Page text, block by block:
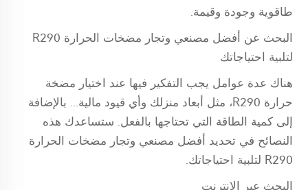
طاقوية وجودة وقيمة.
البحث عن أفضل مصنعي وتجار مضخات الحرارة R290
لتلبية احتياجاتك
هناك عدة عوامل يجب التفكير فيها عند اختيار مضخة
حرارة R290، مثل أبعاد منزلك وأي قيود مالية... بالإضافة
إلى كمية الطاقة التي تحتاجها بالفعل. ستساعدك هذه
النصائح في تحديد أفضل مصنعي وتجار مضخات الحرارة
R290 لتلبية احتياجاتك.
البحث عبر الإنترنت